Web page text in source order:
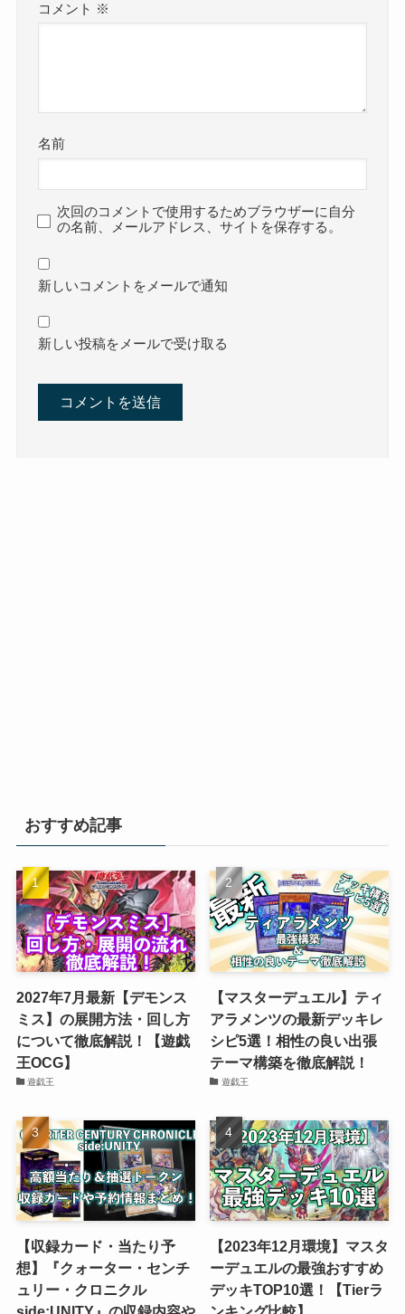
コメント ※
名前
次回のコメントで使用するためブラウザーに自分
の名前、メールアドレス、サイトを保存する。
新しいコメントをメールで通知
新しい投稿をメールで受け取る
おすすめ記事
2027年7月最新【デモンス
ミス】の展開方法・回し方
について徹底解説！【遊戯
王OCG】
遊戯王
【マスターデュエル】ティ
アラメンツの最新デッキレ
シピ5選！相性の良い出張
テーマ構築を徹底解説！
遊戯王
【収録カード・当たり予
想】『クォーター・センチ
ュリー・クロニクル
【2023年12月環境】マスタ
ーデュエルの最強おすすめ
デッキTOP10選！【Tierラ